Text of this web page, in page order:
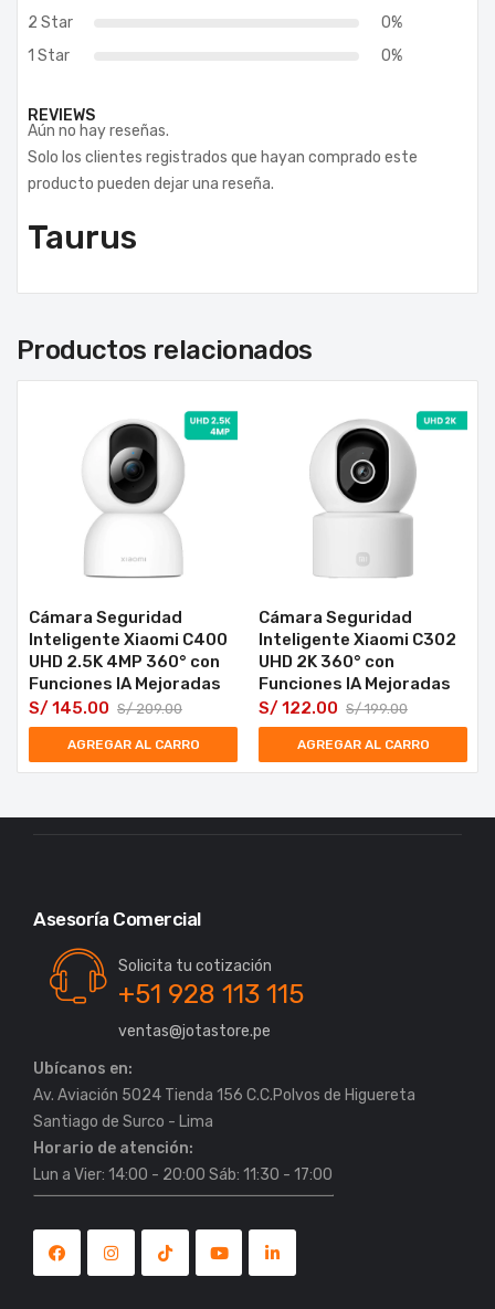
2 Star
0%
1 Star
0%
REVIEWS
Aún no hay reseñas.
Solo los clientes registrados que hayan comprado este
producto pueden dejar una reseña.
Taurus
Productos relacionados
Cámara Seguridad
Inteligente Xiaomi C400
UHD 2.5K 4MP 360° con
Funciones IA Mejoradas
S/209.00
S/145.00
AGREGAR AL CARRO
Cámara Seguridad
Inteligente Xiaomi C302
UHD 2K 360° con
Funciones IA Mejoradas
S/199.00
S/122.00
AGREGAR AL CARRO
Asesoría Comercial
Solicita tu cotización
+51 928 113 115
ventas@jotastore.pe
Ubícanos en:
Av. Aviación 5024 Tienda 156 C.C.Polvos de Higuereta
Horario de atención:
Lun a Vier: 14:00 - 20:00 Sáb: 11:30 - 17:00